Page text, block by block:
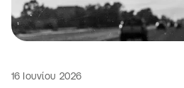
16 Ιουνίου 2026